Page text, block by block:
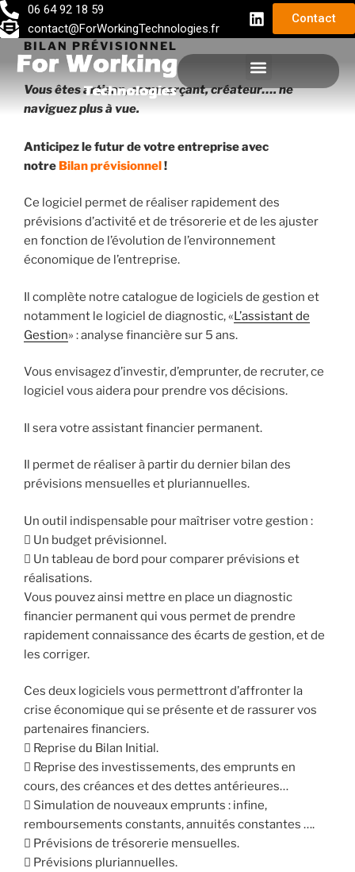
Contact
06 64 92 18 59
contact@ForWorkingTechnologies.fr
BILAN PRÉVISIONNEL
Vous êtes artisan, commerçant, créateur…. ne
naviguez plus à vue.
Anticipez le futur de votre entreprise avec
notre Bilan prévisionnel!
Ce logiciel permet de réaliser rapidement des
prévisions d’activité et de trésorerie et de les ajuster
en fonction de l’évolution de l’environnement
économique de l’entreprise.
Il complète notre catalogue de logiciels de gestion et
notamment le logiciel de diagnostic, «L’assistant de
Gestion» : analyse financière sur 5 ans.
Vous envisagez d’investir, d’emprunter, de recruter, ce
logiciel vous aidera pour prendre vos décisions.
Il sera votre assistant financier permanent.
Il permet de réaliser à partir du dernier bilan des
prévisions mensuelles et pluriannuelles.
Un outil indispensable pour maîtriser votre gestion :
 Un budget prévisionnel.
 Un tableau de bord pour comparer prévisions et
réalisations.
Vous pouvez ainsi mettre en place un diagnostic
financier permanent qui vous permet de prendre
rapidement connaissance des écarts de gestion, et de
les corriger.
Ces deux logiciels vous permettront d’affronter la
crise économique qui se présente et de rassurer vos
partenaires financiers.
 Reprise du Bilan Initial.
 Reprise des investissements, des emprunts en
cours, des créances et des dettes antérieures…
 Simulation de nouveaux emprunts : infine,
remboursements constants, annuités constantes ….
 Prévisions de trésorerie mensuelles.
 Prévisions pluriannuelles.